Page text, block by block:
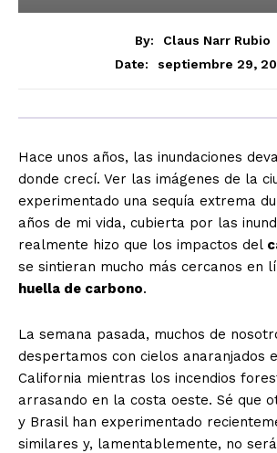
By:
Claus Narr Rubio
Date:
septiembre 29,
Hace unos años, las inundaciones
donde crecí. Ver las imágenes de la
experimentado una sequía extrema
años de mi vida, cubierta por las
realmente hizo que los impactos del
se sintieran mucho más cercanos en
huella de carbono.
La semana pasada, muchos de
despertamos con cielos anaranjados
California mientras los incendios
arrasando en la costa oeste. Sé que
y Brasil han experimentado
similares y, lamentablemente, no